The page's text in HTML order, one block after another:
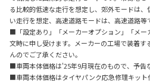
る比較的低速な走行を想定し、郊外モードは
い走行を想定、高速道路モードは、高速道路等
■「設定あり」「メーカーオプション」「メー
文時に申し受けます。メーカーの工場で装着
んのでご了承ください。
■車両本体価格は'25年9月現在のもので、予告
■車両本体価格はタイヤパンク応急修理キット